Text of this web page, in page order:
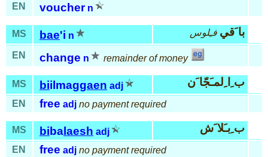
EN voucher n
MS bae'i n با َقي فـِلوس
EN change n remainder of money
MS biilmaggaen adj ب ِا ِلمـَجّا َن
EN free adj no payment required
MS biba laesh adj ب ِبـَلا َش
EN free adj no payment required